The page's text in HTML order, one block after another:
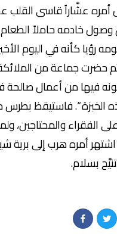
عشَّاراً قاسى القلب
خادمه حاملاً الطعام
رؤيا كأنه في اليوم
جماعة من الملائكة
فيها من أعمال
“. فاستيقظ بطرس
الفقراء والمحتاجين،
اشتهر أمره هرب إلى
بسلام.